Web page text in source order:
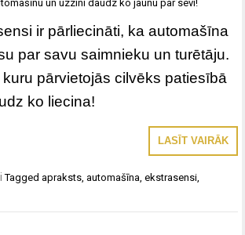
ir pārliecināti, ka automašīna
par savu saimnieku un turētāju.
pārvietojās cilvēks patiesībā
ko liecina!
LASĪT VAIRĀK
Taggedapraksts,automašīna,ekstrasensi,